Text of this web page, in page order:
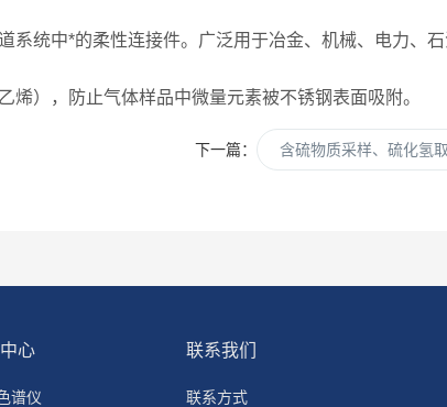
统中*的柔性连接件。广泛用于冶金、机械、电力、
），防止气体样品中微量元素被不锈钢表面吸附。
下一篇： 含硫物质采样、硫化氢
心
谱仪
联系我们
联系方式